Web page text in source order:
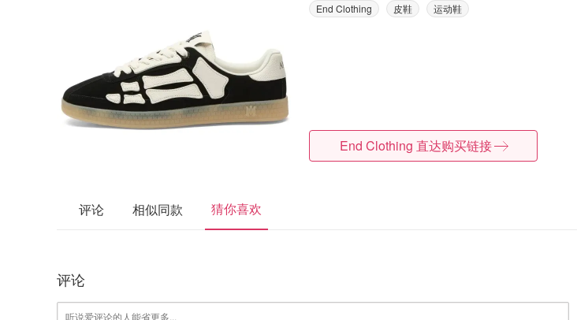
End Clothing 皮鞋 运动鞋
End Clothing 直达购买链接
评论 相似同款 猜你喜欢
评论